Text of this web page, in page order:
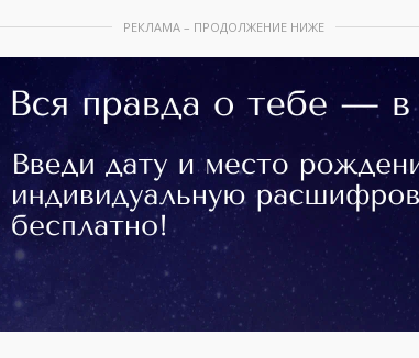
РЕКЛАМА – ПРОДОЛЖЕНИЕ НИЖЕ